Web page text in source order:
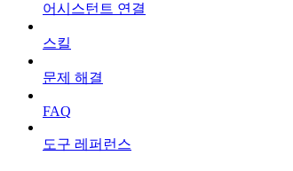
어시스턴트 연결
스킬
문제 해결
FAQ
도구 레퍼런스